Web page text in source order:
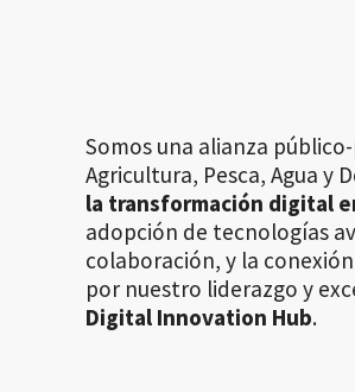
Somos una alianza
Agricultura, Pesca, Agua y
la transformación digital
adopción de tecnologías
colaboración, y la
por nuestro liderazgo y
Digital Innovation Hub.